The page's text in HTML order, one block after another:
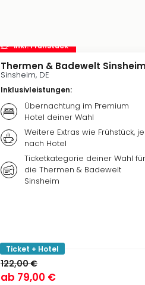
inkl. Frühstück
Thermen & Badewelt Sinsheim
Sinsheim, DE
Inklusivleistungen:
Übernachtung im Premium
Hotel deiner Wahl
Weitere Extras wie Frühstück, je
nach Hotel
Ticketkategorie deiner Wahl für
die Thermen & Badewelt
Sinsheim
Ticket + Hotel
122,00 €
ab 79,00 €